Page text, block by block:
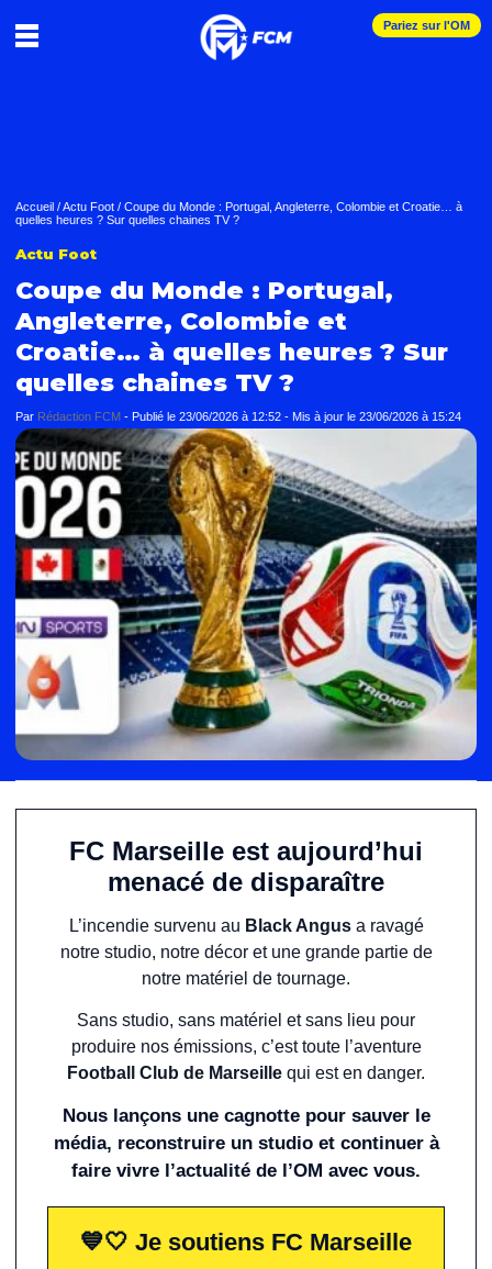
Pariez sur l'OM
Accueil /Actu Foot / Coupe du Monde : Portugal, Angleterre, Colombie et Croatie… à
quelles heures ? Sur quelles chaines TV ?
Actu Foot
Coupe du Monde : Portugal,
Angleterre, Colombie et
Croatie… à quelles heures ? Sur
quelles chaines TV ?
Par Rédaction FCM - Publié le 23/06/2026 à 12:52 - Mis à jour le 23/06/2026 à 15:24
FC Marseille est aujourd’hui
menacé de disparaître
L’incendie survenu au Black Angusa ravagé
notre studio, notre décor et une grande partie de
notre matériel de tournage.
Sans studio, sans matériel et sans lieu pour
produire nos émissions, c’est toute l’aventure
Football Club de Marseille qui est en danger.
Nous lançons une cagnotte pour sauver le
média, reconstruire un studio et continuer à
faire vivre l’actualité de l’OM avec vous.
💙🤍 Je soutiens FC Marseille